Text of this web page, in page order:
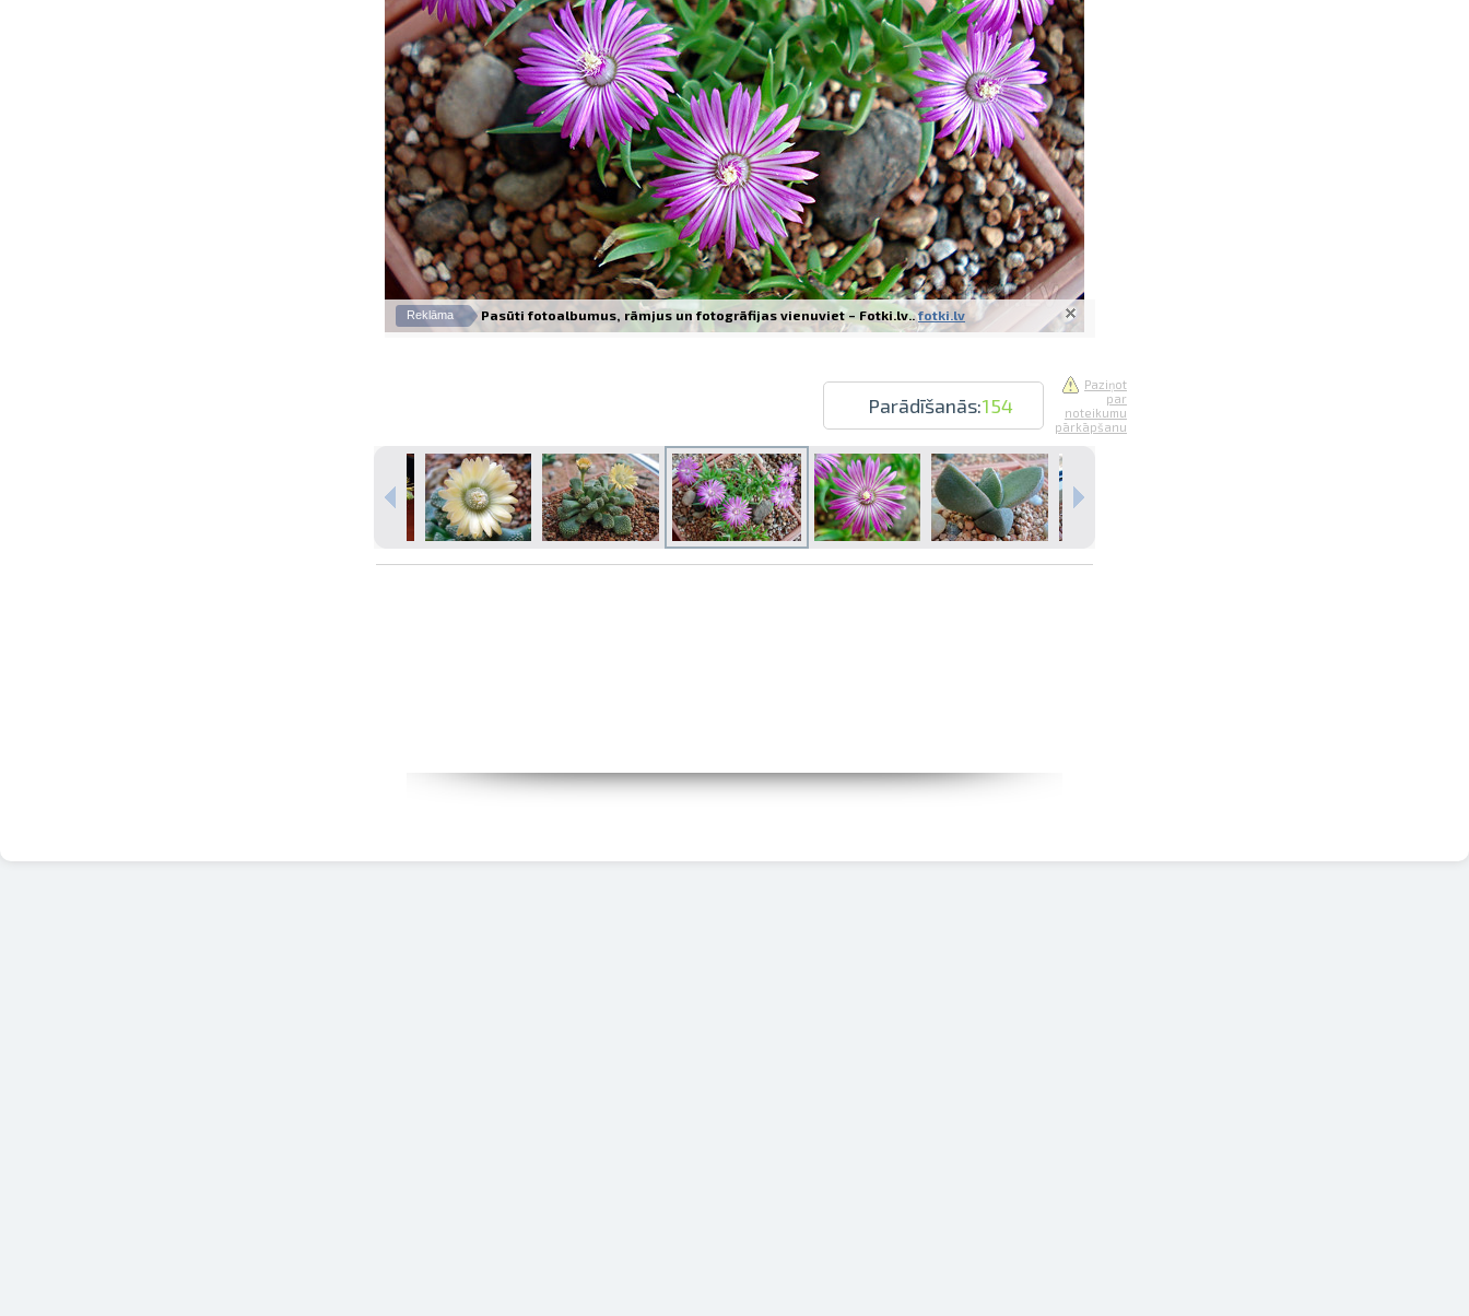
Izdrukas 1h laikā Rīgā – pasūtiet tiešsaistē
Dažādi formāti un papīra veidi jūsu foto
Piegāde visā Latvijā vai saņemšana klātienē
Reklāma Pasūti fotoalbumus, rāmjus un fotogrāfijas vienuviet – Fotki.lv.. fotki.lv
Parādīšanās:154
Paziņot
par
noteikumu
pārkāpšanu